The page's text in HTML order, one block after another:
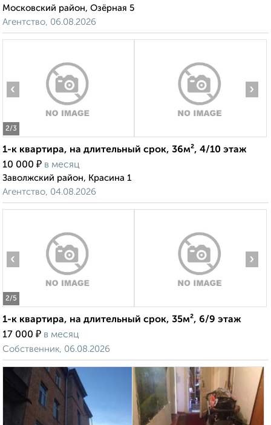
Московский район, Озёрная 5
Агентство, 06.08.2026
2/3
‹ ›
1-к квартира, на длительный срок, 36м², 4/10 этаж
10 000 ₽ в месяц
Заволжский район, Красина 1
Агентство, 04.08.2026
2/5
‹ ›
1-к квартира, на длительный срок, 35м², 6/9 этаж
17 000 ₽ в месяц
Собственник, 06.08.2026